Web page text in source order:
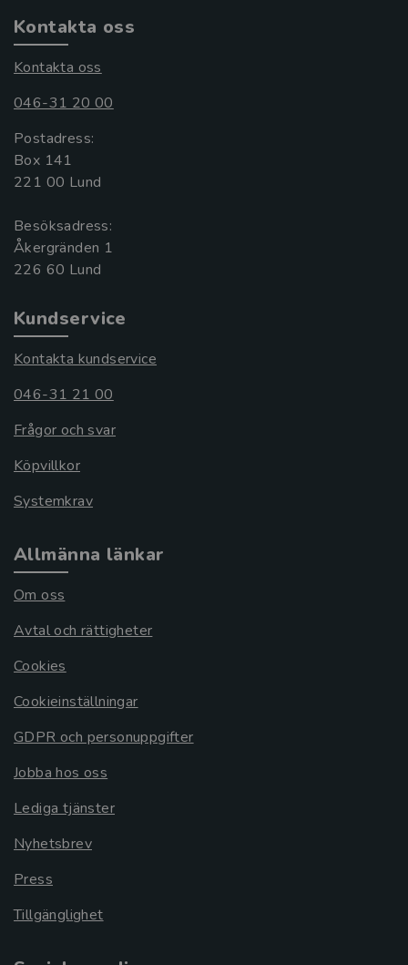
Kontakta oss
Kontakta oss
046-31 20 00
Postadress:
Box 141
221 00 Lund
Besöksadress:
Åkergränden 1
Kundservice
Kontakta kundservice
046-31 21 00
Frågor och svar
Köpvillkor
Systemkrav
Allmänna länkar
Om oss
Avtal och rättigheter
Cookies
Cookieinställningar
GDPR och personuppgifter
Jobba hos oss
Lediga tjänster
Nyhetsbrev
Press
Tillgänglighet